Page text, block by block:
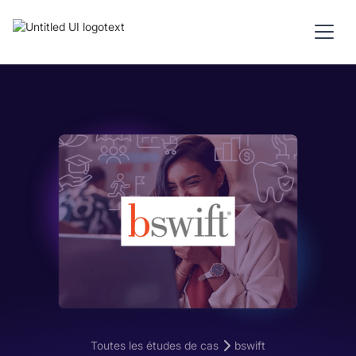
Toutes les études de cas bswift